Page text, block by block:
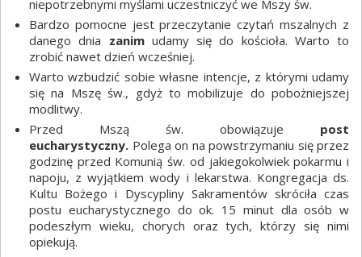
niepotrzebnymi myślami uczestniczyć we Mszy św.
Bardzo pomocne jest przeczytanie czytań mszalnych z
danego dnia zanimudamy się do kościoła. Warto to
zrobić nawet dzień wcześniej.
Warto wzbudzić sobie własne intencje, z którymi udamy
się na Mszę św., gdyż to mobilizuje do pobożniejszej
modlitwy.
Przed Mszą św. obowiązuje post
eucharystyczny. Polega on na powstrzymaniu się przez
godzinę przed Komunią św. od jakiegokolwiek pokarmu i
napoju, z wyjątkiem wody i lekarstwa. Kongregacja ds.
Kultu Bożego i Dyscypliny Sakramentów skróciła czas
postu eucharystycznego do ok. 15 minut dla osób w
podeszłym wieku, chorych oraz tych, którzy się nimi
opiekują.